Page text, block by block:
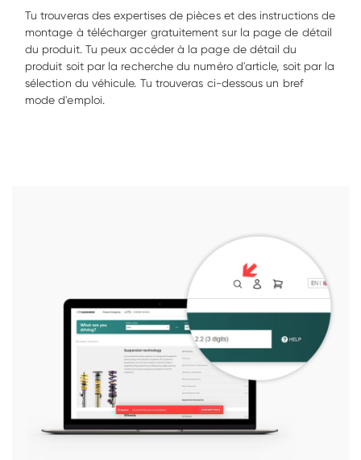
Tu trouveras des expertises de pièces et des instructions de
montage à télécharger gratuitement sur la page de détail
du produit. Tu peux accéder à la page de détail du
produit soit par la recherche du numéro d'article, soit par la
sélection du véhicule. Tu trouveras ci-dessous un bref
mode d'emploi.